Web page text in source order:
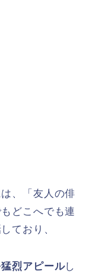
、「友人の俳
どこへでも連
ており、
烈アピールし